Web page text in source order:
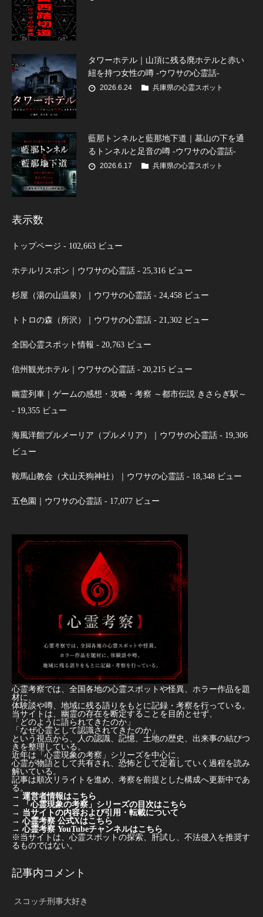
タワーホテル｜山頂に残る廃ホテルと赤い
紐を持つ女性の噂 -ウワサの心霊話-
2026.6.24 兵庫県の心霊スポット
藍那トンネルと藍那地下道｜墓山の下を通
るトンネルと足音の噂 -ウワサの心霊話-
2026.6.17 兵庫県の心霊スポット
表示数
トップページ - 102,663 ビュー
ホテルリスボン｜ウワサの心霊話 - 25,316 ビュー
杉屋（湯の山温泉）｜ウワサの心霊話 - 24,458 ビュー
トトロの森（所沢）｜ウワサの心霊話 - 21,302 ビュー
全国心霊スポット情報 - 20,763 ビュー
信州観光ホテル｜ウワサの心霊話 - 20,215 ビュー
幽霊列車｜ゲームの感想・攻略・考察 ～都市伝説 きさらぎ駅～
- 19,355 ビュー
海風洋館プルメーリア（プルメリア）｜ウワサの心霊話 - 19,306
ビュー
鞍馬山教会（犬山天狗神社）｜ウワサの心霊話 - 18,348 ビュー
五色園｜ウワサの心霊話 - 17,077 ビュー
心霊考察では、全国各地の心霊スポットや怪異、ホラー作品を題
材に、
体験談や噂、地域に残る語りをもとに記録・考察を行っている。
当サイトは、幽霊の存在を断定することを目的とせず、
「どのように語られてきたのか」
「なぜ心霊として認識されてきたのか」
という視点から、人の認識、記憶、土地の歴史、出来事の結びつ
きを整理している。
近年は「心霊現象の考察」シリーズを中心に、
心霊が物語として共有され、恐怖として定着していく過程を読み
解いている。
記事は順次リライトを進め、考察を前提とした構成へ更新中であ
る。
→ 運営者情報はこちら
→
「心霊現象の考察」シリーズの目次はこちら
→ 当サイトの内容および引用・転載について
→ 心霊考察 公式Xはこちら
→ 心霊考察 YouTubeチャンネルはこちら
※当サイトは、心霊スポットの探索、肝試し、不法侵入を推奨す
るものではない。
記事内コメント
スコッチ刑事大好き